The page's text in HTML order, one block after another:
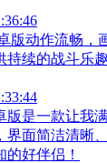
版动作流畅，
持续的战斗乐
版是一款让我
界面简洁清晰
好伴侣！